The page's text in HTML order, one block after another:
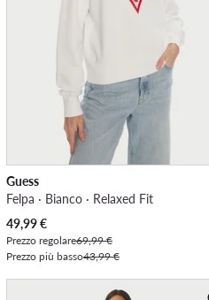
Guess
Felpa · Bianco · Relaxed Fit
Prezzo attuale
49,99€
Prezzo regolare69,99 €
Prezzo più basso43,99 €